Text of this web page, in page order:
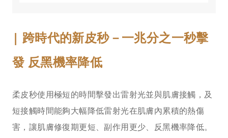
| 跨時代的新皮秒－一兆分之一秒擊
發 反黑機率降低
柔皮秒使用極短的時間擊發出雷射光並與肌膚接觸，及
短接觸時間能夠大幅降低雷射光在肌膚內累積的熱傷
害，讓肌膚修復期更短、副作用更少、反黑機率降低。